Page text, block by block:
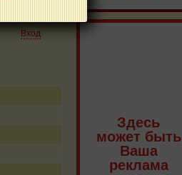
Вход
Здесь
может быть
Ваша
реклама